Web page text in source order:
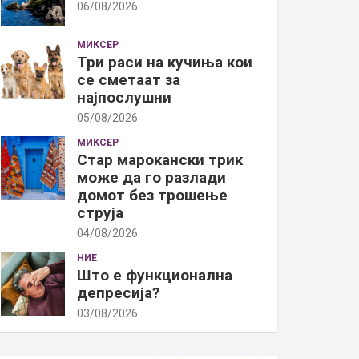
06/08/2026
МИКСЕР
Три раси на кучиња кои
се сметаат за
најпослушни
05/08/2026
МИКСЕР
Стар марокански трик
може да го разлади
домот без трошење
струја
04/08/2026
НИЕ
Што е функционална
депресија?
03/08/2026